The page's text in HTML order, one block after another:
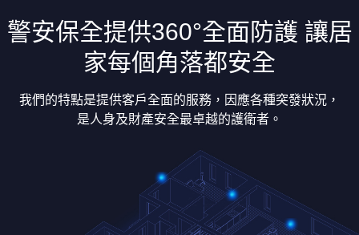
警安保全提供360°全面防護 讓居
家每個角落都安全
我們的特點是提供客戶全面的服務，因應各種突發狀況，
是人身及財產安全最卓越的護衛者。